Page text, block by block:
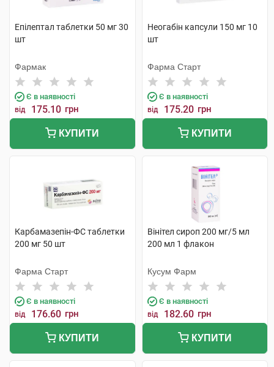
Епілептал таблетки 50 мг 30
шт
Фармак
Є в наявності
від 175.10 грн
КУПИТИ
Неогабін капсули 150 мг 10
шт
Фарма Старт
Є в наявності
від 175.20 грн
КУПИТИ
Карбамазепін-ФС таблетки
200 мг 50 шт
Фарма Старт
Є в наявності
від 176.60 грн
КУПИТИ
Вінітел сироп 200 мг/5 мл
200 мл 1 флакон
Кусум Фарм
Є в наявності
від 182.60 грн
КУПИТИ